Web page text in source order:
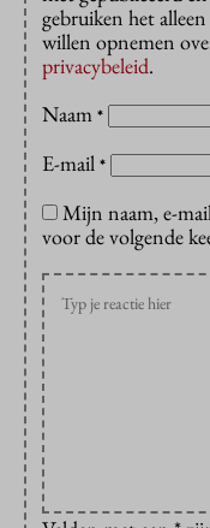
gebruiken het
willen opnemen
privacybeleid.
Naam *
E-mail *
Mijn naam, e-
voor de volgende